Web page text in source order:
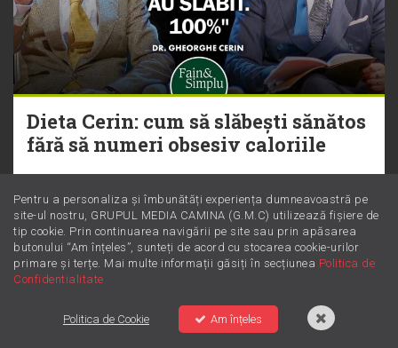
Dieta Cerin: cum să slăbești sănătos
fără să numeri obsesiv caloriile
Pentru a personaliza și îmbunătăți experiența dumneavoastră pe
site-ul nostru, GRUPUL MEDIA CAMINA (G.M.C) utilizează fișiere de
tip cookie. Prin continuarea navigării pe site sau prin apăsarea
butonului “Am înțeles”, sunteți de acord cu stocarea cookie-urilor
primare și terțe. Mai multe informații găsiți în secțiunea Politica de
Confidentialitate
Politica de Cookie Am înțeles